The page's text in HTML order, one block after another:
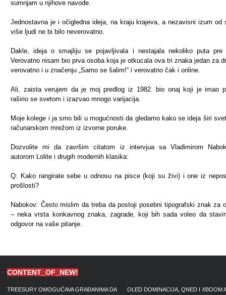
sumnjam u njihove navode.
Jednostavna je i očigledna ideja, na kraju krajeva, a nezavisni izum od
više ljudi ne bi bilo neverovatno.
Dakle, ideja o smajliju se pojavljivala i nestajala nekoliko puta pre
Verovatno nisam bio prva osoba koja je otkucala ova tri znaka jedan za
verovatno i u značenju „Samo se šalim!“ i verovatno čak i online.
Ali, zaista verujem da je moj predlog iz 1982. bio onaj koji je imao
raširio se svetom i izazvao mnogo varijacija.
Moje kolege i ja smo bili u mogućnosti da gledamo kako se ideja širi
računarskom mrežom iz izvorne poruke.
Dozvolite mi da završim citatom iz intervjua sa Vladimirom
autorom Lolite i drugih modernih klasika:
Q: Kako rangirate sebe u odnosu na pisce (koji su živi) i one iz
prošlosti?
Nabokov: Često mislim da treba da postoji posebni tipografski znak za
– neka vrsta konkavnog znaka, zagrade, koji bih sada voleo da
odgovor na vaše pitanje.
CONTENT_OF_NEW!
TREESURY OMOGUĆAVA GRAĐANIMA DA
OLED DOMINACIJA, QNED I XBOOM